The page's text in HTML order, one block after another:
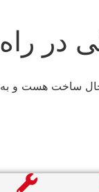
در
ساخت هست و به